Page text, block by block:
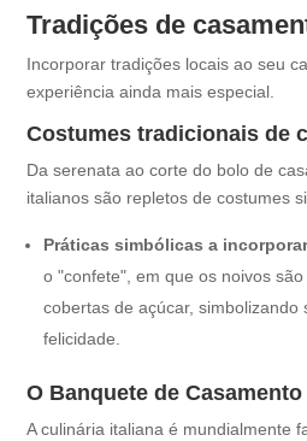
Tradições de
Incorporar tradições locais ao seu
experiência ainda mais especial.
Costumes tradicionais de
Da serenata ao corte do bolo de
italianos são repletos de costumes
Práticas simbólicas a
o "confete", em que os noivos
cobertas de açúcar, simbolizando
felicidade.
O Banquete de
A culinária italiana é mundialmente